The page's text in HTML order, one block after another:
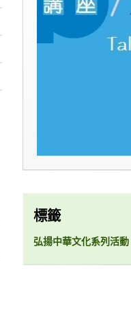
標籤
弘揚中華文化系列活動